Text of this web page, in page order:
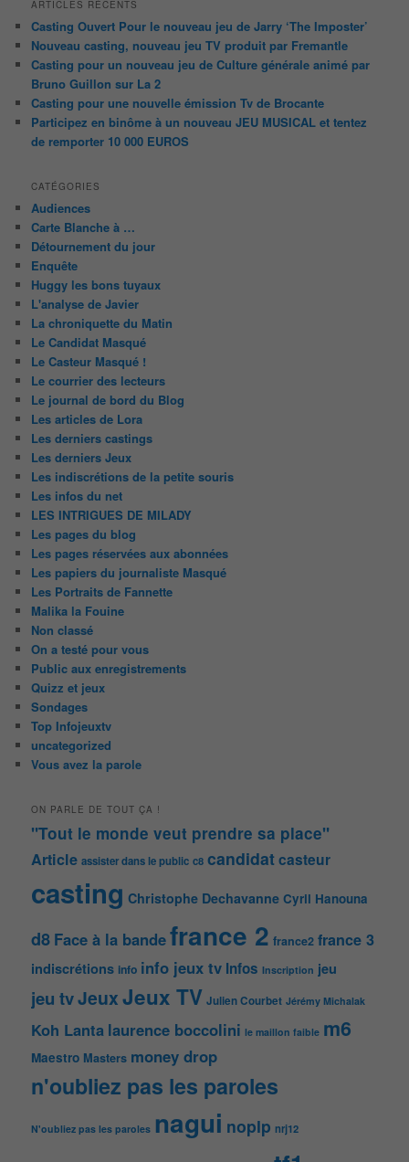
ARTICLES RÉCENTS
Casting Ouvert Pour le nouveau jeu de Jarry ‘The Imposter’
Nouveau casting, nouveau jeu TV produit par Fremantle
Casting pour un nouveau jeu de Culture générale animé par
Bruno Guillon sur La 2
Casting pour une nouvelle émission Tv de Brocante
Participez en binôme à un nouveau JEU MUSICAL et tentez
de remporter 10 000 EUROS
CATÉGORIES
Audiences
Carte Blanche à …
Détournement du jour
Enquête
Huggy les bons tuyaux
L'analyse de Javier
La chroniquette du Matin
Le Candidat Masqué
Le Casteur Masqué !
Le courrier des lecteurs
Le journal de bord du Blog
Les articles de Lora
Les derniers castings
Les derniers Jeux
Les indiscrétions de la petite souris
Les infos du net
LES INTRIGUES DE MILADY
Les pages du blog
Les pages réservées aux abonnées
Les papiers du journaliste Masqué
Les Portraits de Fannette
Malika la Fouine
Non classé
On a testé pour vous
Public aux enregistrements
Quizz et jeux
Sondages
Top Infojeuxtv
uncategorized
Vous avez la parole
ON PARLE DE TOUT ÇA !
"Tout le monde veut prendre sa place"
Article assister dans le public c8 candidatcasteur
casting Christophe Dechavanne Cyril Hanouna
d8 Face à la bandefrance 2 france2 france 3
indiscrétions info info jeux tv Infos Inscription jeu
jeu tvJeuxJeux TV Julien Courbet Jérémy Michalak
Koh Lanta laurence boccolini le maillon faible m6
Maestro Masters money drop
n'oubliez pas les paroles
N'oubliez pas les paroles nagui noplp nrj12